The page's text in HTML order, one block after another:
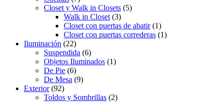
Closet y Walk in Closets (5)
Walk in Closet (3)
Closet con puertas de abatir(1)
Closet con puertas correderas (1)
Iluminación (22)
Suspendida (6)
Objetos Iluminados (1)
De Pie (6)
De Mesa (9)
Exterior(92)
Toldos y Sombrillas (2)